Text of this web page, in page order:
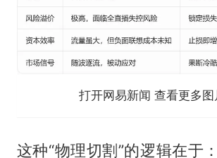
打开网易新闻 查看更多图
这种“物理切割”的逻辑在于